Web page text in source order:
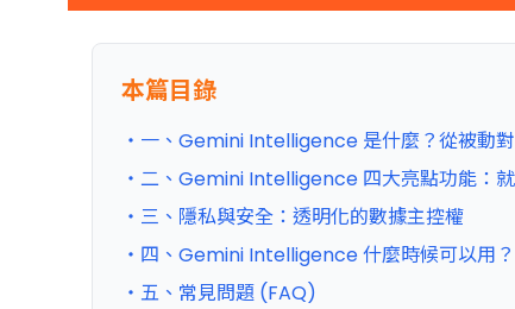
本篇目錄
・一、Gemini Intelligence 是什麼？從被動對
・二、Gemini Intelligence 四大亮點功能：
・三、隱私與安全：透明化的數據主控權
・四、Gemini Intelligence 什麼時候可以用？
・五、常見問題 (FAQ)